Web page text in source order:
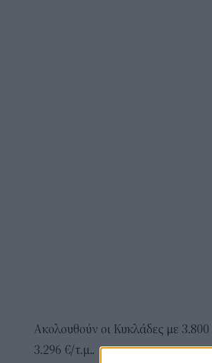
Ακολουθούν οι Κυκλάδες με
3.296 €/τ.μ..